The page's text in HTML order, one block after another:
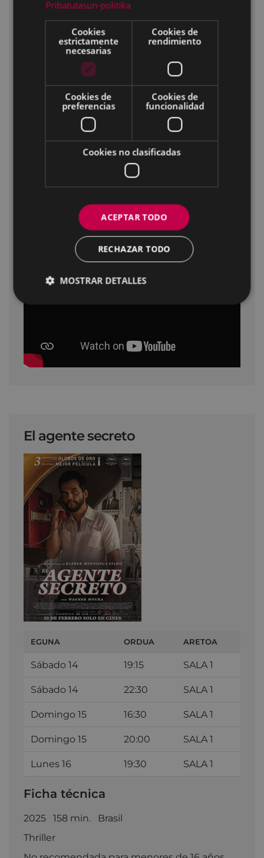
Ficha técnica
2022 85 min. Rusia
Animación
Apta para todos los públicos y especialmente
recomendada para la infancia
Dirección:Grigoriy Vozhaki
Película promocionada. Descuento de 1,5
€ en las entradas de las sesiones de las
El agente secreto
EGUNA ORDUA ARETOA
Sábado 14 19:15 SALA 1
Sábado 14 22:30 SALA 1
Domingo 15 16:30 SALA 1
Domingo 15 20:00 SALA 1
Lunes 16 19:30 SALA 1
Ficha técnica
2025 158 min. Brasil
Thriller
Pribatutasun-politika
Cookies
estrictamente
necesarias
Cookies de
rendimiento
Cookies de
preferencias
Cookies de
funcionalidad
Cookies no clasificadas
ACEPTAR TODO
RECHAZAR TODO
MOSTRAR DETALLES